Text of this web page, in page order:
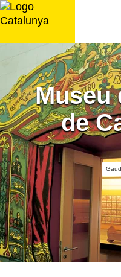
Saltar
al
Museu
de